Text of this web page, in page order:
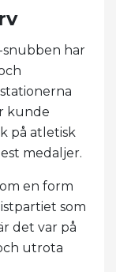
snubben har
kunde
på atletisk
medaljer.
en form
som
det var på
utrota